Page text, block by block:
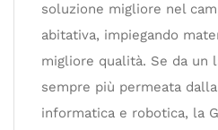
soluzione migliore nel
abitativa, impiegando
migliore qualità. Se da un
sempre più permeata
informatica e robotica, la